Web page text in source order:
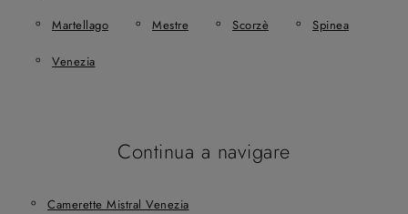
Martellago Mestre Scorzè Spinea
Venezia
Continua a navigare
Camerette Mistral Venezia